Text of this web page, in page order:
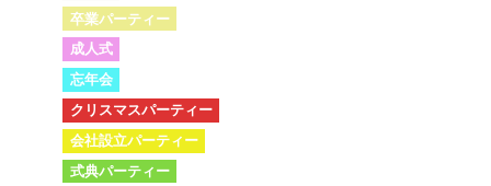
卒業パーティー
成人式
忘年会
クリスマスパーティー
会社設立パーティー
式典パーティー